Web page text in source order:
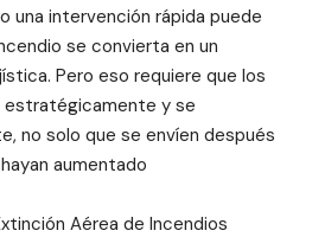
una intervención rápida puede
se convierta en un
Pero eso requiere que los
estratégicamente y se
no solo que se envíen después
aumentado
Aérea de Incendios